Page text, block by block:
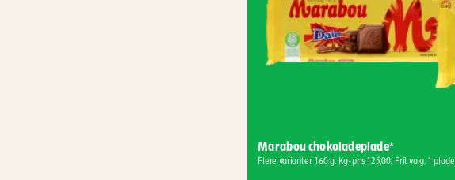
Marabou chokoladeplade*
Flere varianter. 160 g. Kg-pris 125,00. Frit valg. 1 plade